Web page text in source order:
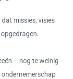
missies, visies
– nog te weinig